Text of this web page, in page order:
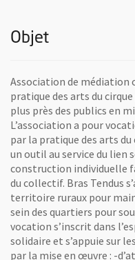
Objet
Association de médiation
pratique des arts du
plus près des publics en
L’association a pour
par la pratique des arts
un outil au service du lien
construction individuelle
du collectif. Bras Tendus
territoire ruraux pour
sein des quartiers pour
vocation s’inscrit dans
solidaire et s’appuie sur
par la mise en œuvre : -